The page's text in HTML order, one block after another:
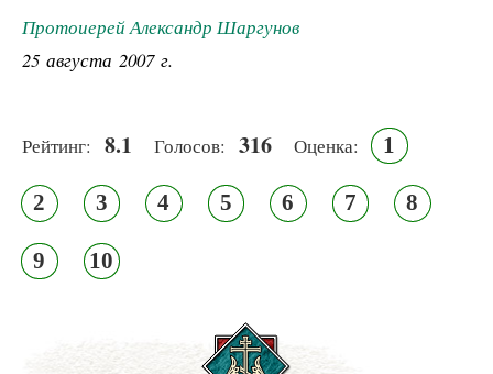
Протоиерей Александр Шаргунов
25 августа 2007 г.
Рейтинг: 8.1 Голосов: 316 Оценка: 1
2 3 4 5 6 7 8
9 10